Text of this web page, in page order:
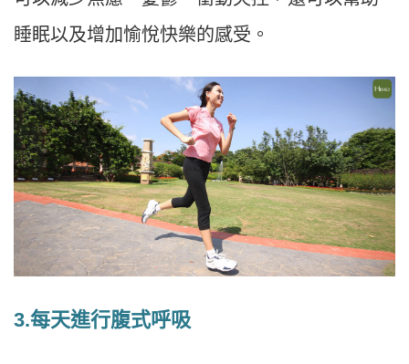
睡眠以及增加愉悅快樂的感受。
3.每天進行腹式呼吸